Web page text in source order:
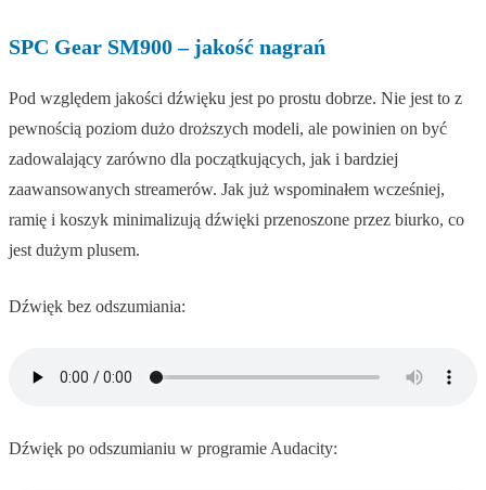
SPC Gear SM900 – jakość nagrań
Pod względem jakości dźwięku jest po prostu dobrze. Nie jest to z
pewnością poziom dużo droższych modeli, ale powinien on być
zadowalający zarówno dla początkujących, jak i bardziej
zaawansowanych streamerów. Jak już wspominałem wcześniej,
ramię i koszyk minimalizują dźwięki przenoszone przez biurko, co
jest dużym plusem.
Dźwięk bez odszumiania:
Dźwięk po odszumianiu w programie Audacity: